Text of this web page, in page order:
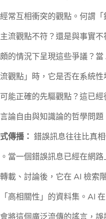
常互相衝突的觀點。何謂「
流觀點不符？還是與事實不
的情況下呈現這些爭議？當
觀點」時，它是否在系統性
能正確的先驅觀點？這已經
論自由與知識論的哲學問題
傳播： 錯誤訊息往往比真
當一個錯誤訊息已經在網路
載、討論後，它在 AI 檢索
高相關性」的資料集。AI